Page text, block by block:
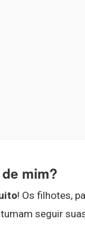
mim?
! Os filhotes,
seguir